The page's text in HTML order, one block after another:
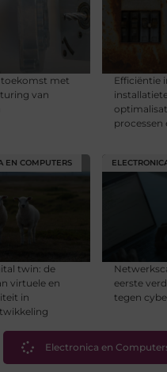
met
van
Efficiëntie
processen
EN COMPUTERS
twin: de
virtuele en
in
eerste
tegen
Electronica en